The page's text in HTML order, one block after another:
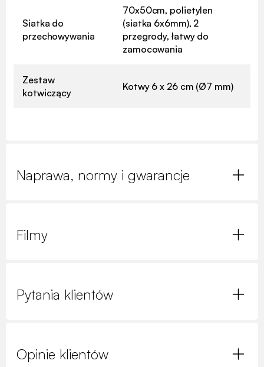
Siatka do
przechowywania
70x50cm, polietylen
(siatka 6x6mm), 2
przegrody, łatwy do
zamocowania
Zestaw
kotwiczący
Kotwy 6 x 26 cm (Ø7 mm)
Naprawa, normy i gwarancje
Filmy
Pytania klientów
Opinie klientów